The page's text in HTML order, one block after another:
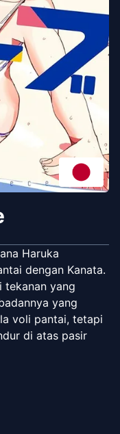
Haruka
dengan Kanata.
tekanan yang
yang
voli pantai, tetapi
di atas pasir
junior.